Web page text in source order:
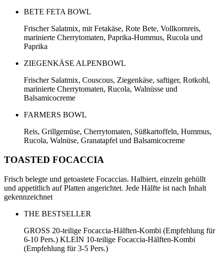
BETE FETA BOWL
Frischer Salatmix, mit Fetakäse, Rote Bete, Vollkornreis,
marinierte Cherrytomaten, Paprika-Hummus, Rucola und
Paprika
ZIEGENKÄSE ALPENBOWL
Frischer Salatmix, Couscous, Ziegenkäse, saftiger, Rotkohl,
marinierte Cherrytomaten, Rucola, Walnüsse und
Balsamicocreme
FARMERS BOWL
Reis, Grillgemüse, Cherrytomaten, Süßkartoffeln, Hummus,
Rucola, Walnüse, Granatapfel und Balsamicocreme
TOASTED FOCACCIA
Frisch belegte und getoastete Focaccias. Halbiert, einzeln gehüllt
und appetitlich auf Platten angerichtet. Jede Hälfte ist nach Inhalt
gekennzeichnet
THE BESTSELLER
GROSS 20-teilige Focaccia-Hälften-Kombi (Empfehlung für
6-10 Pers.) KLEIN 10-teilige Focaccia-Hälften-Kombi
(Empfehlung für 3-5 Pers.)